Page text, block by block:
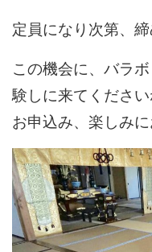
定員になり次第、
この機会に、バラボ
験しに来てください
お申込み、楽しみ